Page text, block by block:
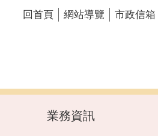
回首頁 網站導覽 市政信箱
業務資訊